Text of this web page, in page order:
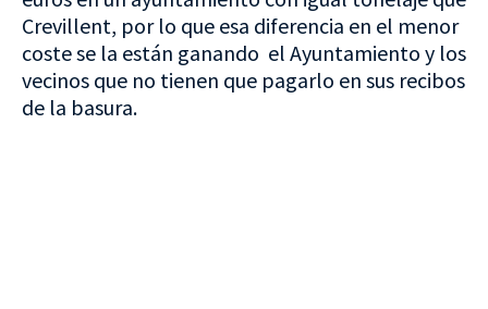
Crevillent, por lo que esa diferencia en el menor
coste se la están ganando el Ayuntamiento y los
vecinos que no tienen que pagarlo en sus recibos
de la basura.